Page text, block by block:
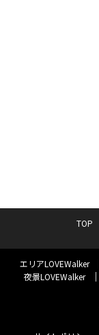
TOP
エリアLOVEWalker
夜景LOVEWalker